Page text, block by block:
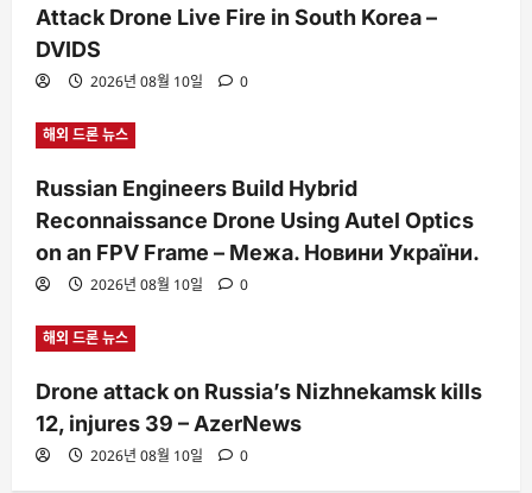
Attack Drone Live Fire in South Korea –
DVIDS
2026년 08월 10일 0
해외 드론 뉴스
Russian Engineers Build Hybrid
Reconnaissance Drone Using Autel Optics
on an FPV Frame – Межа. Новини України.
2026년 08월 10일 0
해외 드론 뉴스
Drone attack on Russia’s Nizhnekamsk kills
12, injures 39 – AzerNews
2026년 08월 10일 0